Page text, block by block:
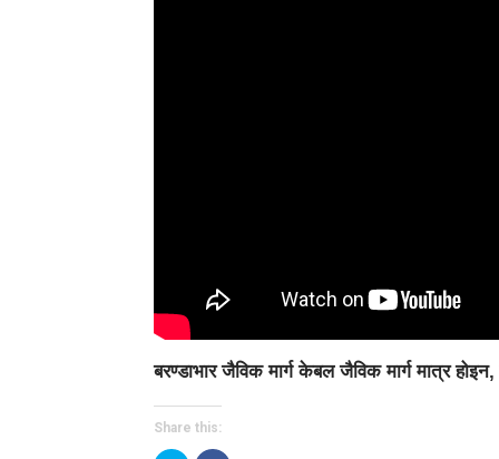
बरण्डाभार जैविक मार्ग केबल जैविक मार्ग मात्र
Share this: